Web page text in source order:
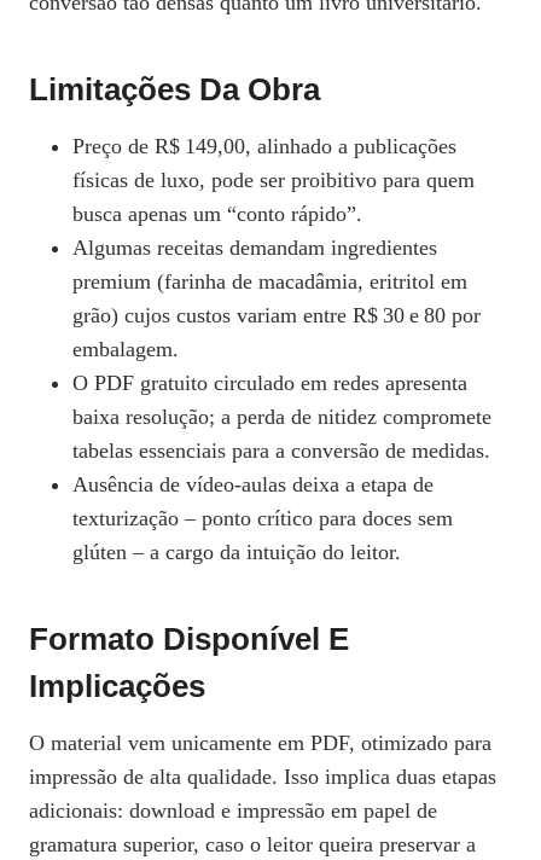
Limitações Da Obra
Preço de R$ 149,00, alinhado a publicações
físicas de luxo, pode ser proibitivo para quem
busca apenas um “conto rápido”.
Algumas receitas demandam ingredientes
premium (farinha de macadâmia, eritritol em
grão) cujos custos variam entre R$ 30 e 80 por
embalagem.
O PDF gratuito circulado em redes apresenta
baixa resolução; a perda de nitidez compromete
tabelas essenciais para a conversão de medidas.
Ausência de vídeo‑aulas deixa a etapa de
texturização – ponto crítico para doces sem
glúten – a cargo da intuição do leitor.
Formato Disponível E
Implicações
O material vem unicamente em PDF, otimizado para
impressão de alta qualidade. Isso implica duas etapas
adicionais: download e impressão em papel de
gramatura superior, caso o leitor queira preservar a